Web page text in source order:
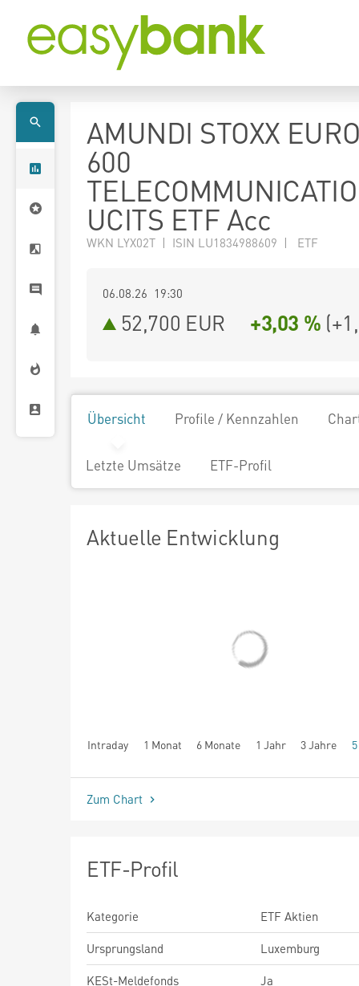
AMUNDI STOXX
600
UCITS ETF Acc
WKN LYX02T | ISIN LU1834988609 | ETF
06.08.26 19:30
52,700 EUR +3,03 % (
Übersicht Profile / Kennzahlen
Letzte Umsätze ETF-Profil
Aktuelle Entwicklung
Intraday 1 Monat 6 Monate 1 Jahr 3 Jahre
seit Beginn
Zum Chart
ETF-Profil
Kategorie
ETF Aktien
Ursprungsland
Luxemburg
KESt-Meldefonds
Ja